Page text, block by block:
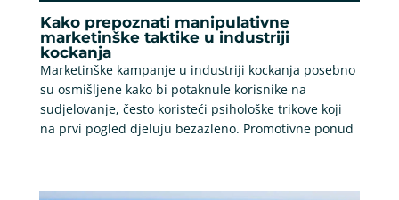
Kako prepoznati manipulativne
marketinške taktike u industriji
kockanja
Marketinške kampanje u industriji kockanja posebno
su osmišljene kako bi potaknule korisnike na
sudjelovanje, često koristeći psihološke trikove koji
na prvi pogled djeluju bezazleno. Promotivne ponud